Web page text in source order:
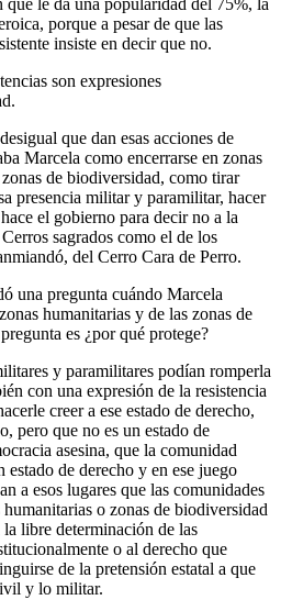
le da una popularidad del 75%, la
porque a pesar de que las
insiste en decir que no.
son expresiones
que dan esas acciones de
Marcela como encerrarse en zonas
de biodiversidad, como tirar
presencia militar y paramilitar, hacer
el gobierno para decir no a la
sagrados como el de los
del Cerro Cara de Perro.
una pregunta cuándo Marcela
humanitarias y de las zonas de
es ¿por qué protege?
y paramilitares podían romperla
con una expresión de la resistencia
creer a ese estado de derecho,
pero que no es un estado de
asesina, que la comunidad
estado de derecho y en ese juego
a esos lugares que las comunidades
o zonas de biodiversidad
libre determinación de las
o al derecho que
de la pretensión estatal a que
y lo militar.